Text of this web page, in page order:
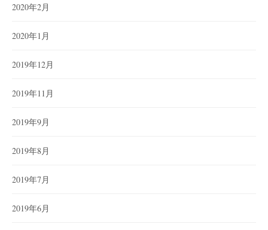
2020年2月
2020年1月
2019年12月
2019年11月
2019年9月
2019年8月
2019年7月
2019年6月